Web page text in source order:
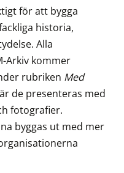
för att bygga
historia,
Alla
Arkiv kommer
rubriken Med
de presenteras med
fotografier.
byggas ut med mer